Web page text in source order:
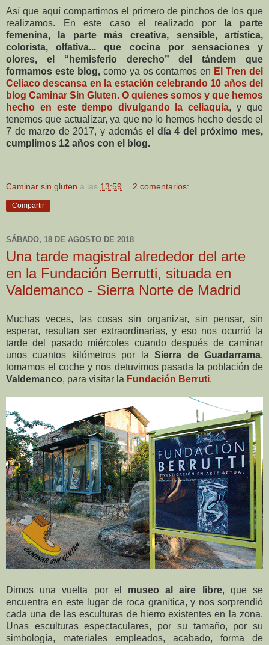
Así que aquí compartimos el primero de pinchos de los que
realizamos. En este caso el realizado por
la parte
femenina, la parte más creativa, sensible, artística,
colorista, olfativa...que cocina por sensaciones y
olores, el “hemisferio derecho” del tándem
que
formamos este blog,como ya os contamos en El Tren del
Celiaco descansa en la estación celebrando 10 años del
blog Caminar Sin Gluten. O quienes somos y que hemos
hecho en este tiempo divulgando la celiaquía, y que
tenemos que actualizar, ya que no lo hemos hecho desde el
7 de marzo de 2017, y ademásel día 4 del próximo mes,
cumplimos 12 años con el blog.
Caminar sin gluten a las 13:59 2 comentarios:
Compartir
SÁBADO, 18 DE AGOSTO DE 2018
Una tarde magistral alrededor del arte
en la Fundación Berrutti, situada en
Valdemanco - Sierra Norte de Madrid
Muchas veces, las cosas sin organizar, sin pensar, sin
esperar, resultan ser extraordinarias, y eso nos ocurrió la
tarde del pasado miércoles cuando después de caminar
unos cuantos kilómetros por laSierra de Guadarrama,
tomamos el coche y nos detuvimos pasada la población de
Valdemanco, para visitar la Fundación Berruti.
Dimos una vuelta por el museo al aire libre, que se
encuentra en este lugar de roca granítica, y nos sorprendió
cada una de las esculturas de hierro existentes en la zona.
Unas esculturas espectaculares, por su tamaño, por su
simbología, materiales empleados, acabado, forma de